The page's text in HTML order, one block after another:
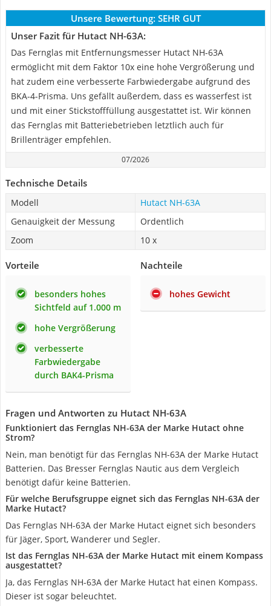
Unsere Bewertung: SEHR GUT
Unser Fazit für Hutact ‎NH-63A:
Das Fernglas mit Entfernungsmesser Hutact ‎NH-63A
ermöglicht mit dem Faktor 10x eine hohe Vergrößerung und
hat zudem eine verbesserte Farbwiedergabe aufgrund des
BKA-4-Prisma. Uns gefällt außerdem, dass es wasserfest ist
und mit einer Stickstofffüllung ausgestattet ist. Wir können
das Fernglas mit Batteriebetrieben letztlich auch für
Brillenträger empfehlen.
07/2026
Technische Details
Modell
Hutact ‎NH-63A
Genauigkeit der Messung
Ordentlich
Zoom
10 x
Vorteile
besonders hohes
Sichtfeld auf 1.000 m
hohe Vergrößerung
verbesserte
Farbwiedergabe
durch BAK4-Prisma
Nachteile
hohes Gewicht
Fragen und Antworten zu Hutact ‎NH-63A
Funktioniert das Fernglas ‎NH-63A der Marke Hutact ohne
Strom?
Nein, man benötigt für das Fernglas ‎NH-63A der Marke Hutact
Batterien. Das Bresser Fernglas Nautic aus dem Vergleich
benötigt dafür keine Batterien.
Für welche Berufsgruppe eignet sich das Fernglas ‎NH-63A der
Marke Hutact?
Das Fernglas ‎NH-63A der Marke Hutact eignet sich besonders
für Jäger, Sport, Wanderer und Segler.
Ist das Fernglas ‎NH-63A der Marke Hutact mit einem Kompass
ausgestattet?
Ja, das Fernglas ‎NH-63A der Marke Hutact hat einen Kompass.
Dieser ist sogar beleuchtet.